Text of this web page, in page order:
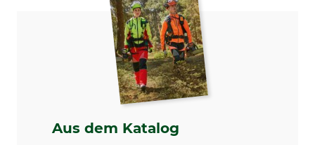
Modellbezeichnung
Herstellung
Made in Finland
Hersteller-Artikel-Nr.
Holzart
Hickory
Länge
Aus dem Katalog